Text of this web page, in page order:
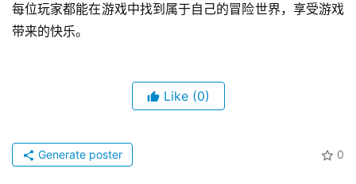
每位玩家都能在游戏中找到属于自己的冒险世界，享受游戏
带来的快乐。
Like (0)
0
Generate poster